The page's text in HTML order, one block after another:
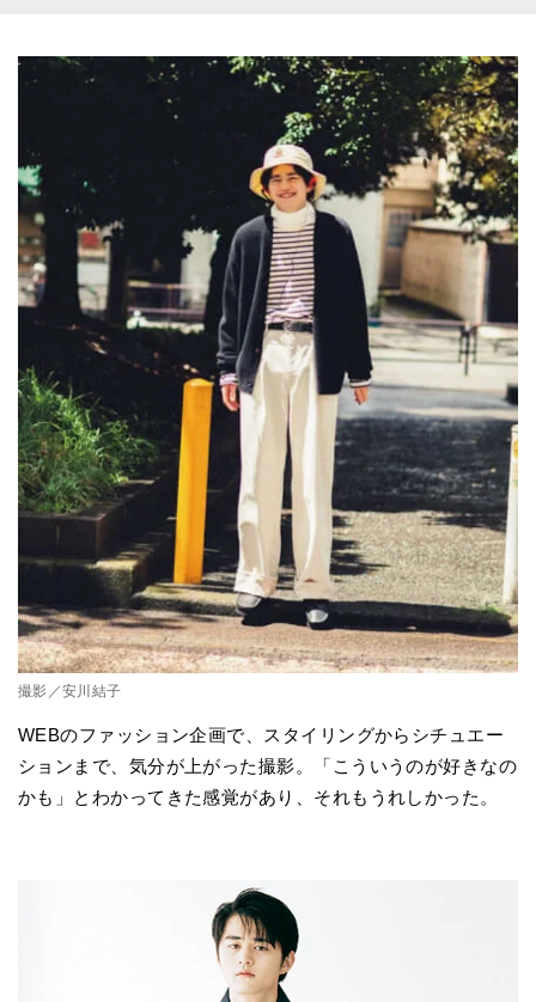
撮影／安川結子
WEBのファッション企画で、スタイリングからシチュエー
ションまで、気分が上がった撮影。「こういうのが好きなの
かも」とわかってきた感覚があり、それもうれしかった。